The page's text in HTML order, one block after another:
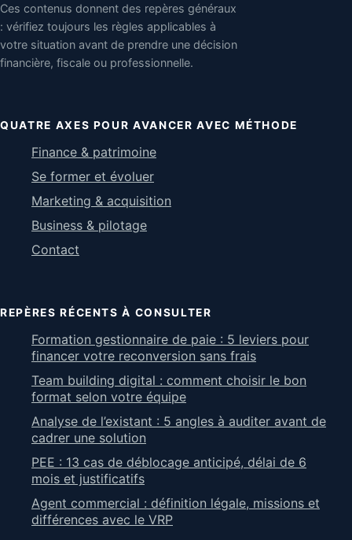
Ces contenus donnent des repères généraux
: vérifiez toujours les règles applicables à
votre situation avant de prendre une décision
financière, fiscale ou professionnelle.
QUATRE AXES POUR AVANCER AVEC MÉTHODE
Finance & patrimoine
Se former et évoluer
Marketing & acquisition
Business & pilotage
Contact
REPÈRES RÉCENTS À CONSULTER
Formation gestionnaire de paie : 5 leviers pour
financer votre reconversion sans frais
Team building digital : comment choisir le bon
format selon votre équipe
Analyse de l’existant : 5 angles à auditer avant de
cadrer une solution
PEE : 13 cas de déblocage anticipé, délai de 6
mois et justificatifs
Agent commercial : définition légale, missions et
différences avec le VRP